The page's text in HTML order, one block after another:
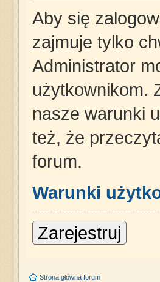
Aby się
zajmuje tylko
Administrator
użytkownikom.
nasze warunki
też, że
forum.
Warunki
Zarejestruj
Strona główna forum